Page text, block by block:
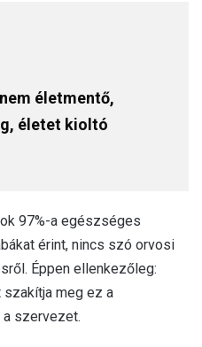
életmentő,
életet kioltó
97%-a egészséges
érint, nincs szó orvosi
Éppen ellenkezőleg:
meg ez a
szervezet.